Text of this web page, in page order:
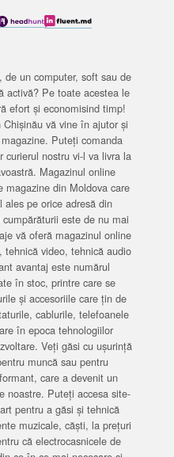
de un computer, soft sau de
activă? Pe toate acestea le
efort și economisind timp!
vă vine în ajutor și
Puteți comanda
curierul nostru vi-l va livra la
Magazinul online
magazine din Moldova care
ales pe orice adresă din
este de nu mai
vă oferă magazinul online
video, tehnică audio
avantaj este numărul
în stoc, printre care se
și accesoriile care țin de
cablurile, telefoanele
în epoca tehnologiilor
Veți găsi cu ușurință
muncă sau pentru
care a devenit un
noastre. Puteți accesa site-
pentru a găsi și tehnică
muzicale, căști, la prețuri
că electrocasnicele de